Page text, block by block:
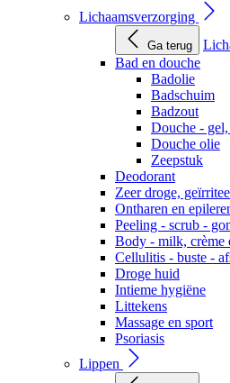
Lichaamsverzorging
Ga terug
Bad en douche
Badolie
Badschuim
Badzout
Douche -
Douche olie
Zeepstuk
Deodorant
Zeer droge,
Ontharen en
Peeling - scrub -
Body - milk, crème
Cellulitis - buste -
Droge huid
Intieme hygiëne
Littekens
Massage en sport
Psoriasis
Lippen